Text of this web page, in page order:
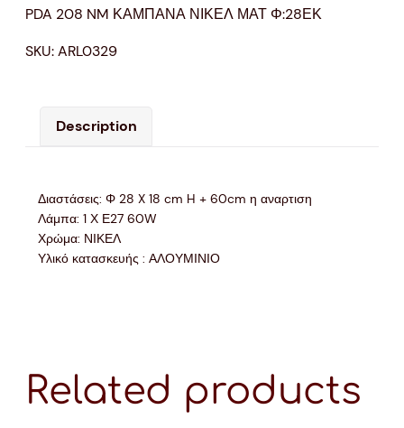
PDA 208 NM ΚΑΜΠΑΝΑ ΝΙΚΕΛ ΜΑΤ Φ:28ΕΚ
SKU:ARL0329
Description
Διαστάσεις: Φ 28 X 18 cm H + 60cm η αναρτιση
Λάμπα: 1 Χ Ε27 60W
Χρώμα: ΝΙΚΕΛ
Υλικό κατασκευής : ΑΛΟΥΜΙΝΙΟ
Related products